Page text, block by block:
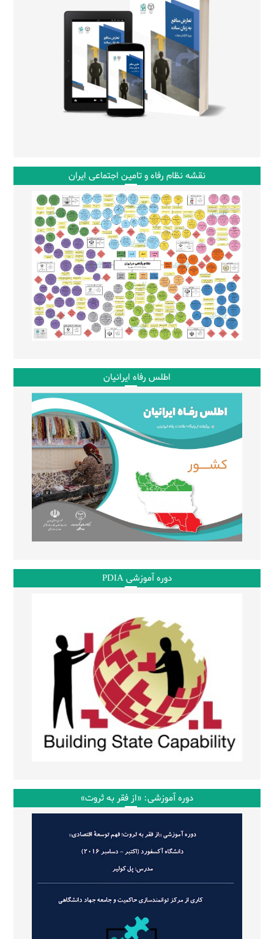
نقشه نظام رفاه و تامین اجتماعی ایران
اطلس رفاه ایرانیان
دوره آموزشی PDIA
دوره آموزشی: «از فقر به ثروت»